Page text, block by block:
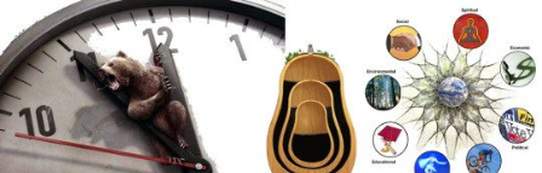
Hoppa
till
innehåll